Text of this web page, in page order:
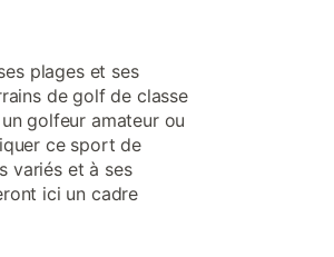
plages et ses
de golf de classe
golfeur amateur ou
ce sport de
variés et à ses
ici un cadre